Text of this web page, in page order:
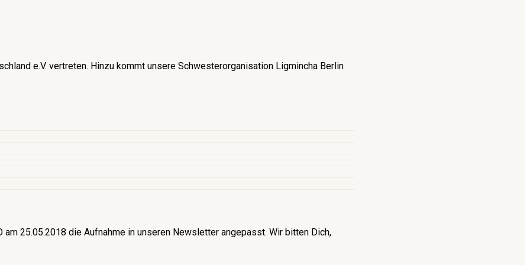
e.V. vertreten. Hinzu kommt unsere Schwesterorganisation Ligmincha Berlin
25.05.2018 die Aufnahme in unseren Newsletter angepasst. Wir bitten Dich,